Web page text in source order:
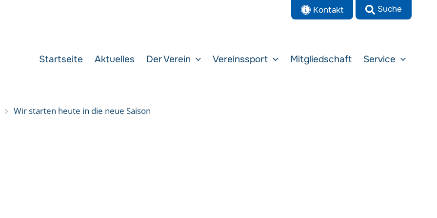
Kontakt
Startseite Aktuelles Der Verein Vereinssport Mitgliedschaft Service
Wir starten heute in die neue Saison